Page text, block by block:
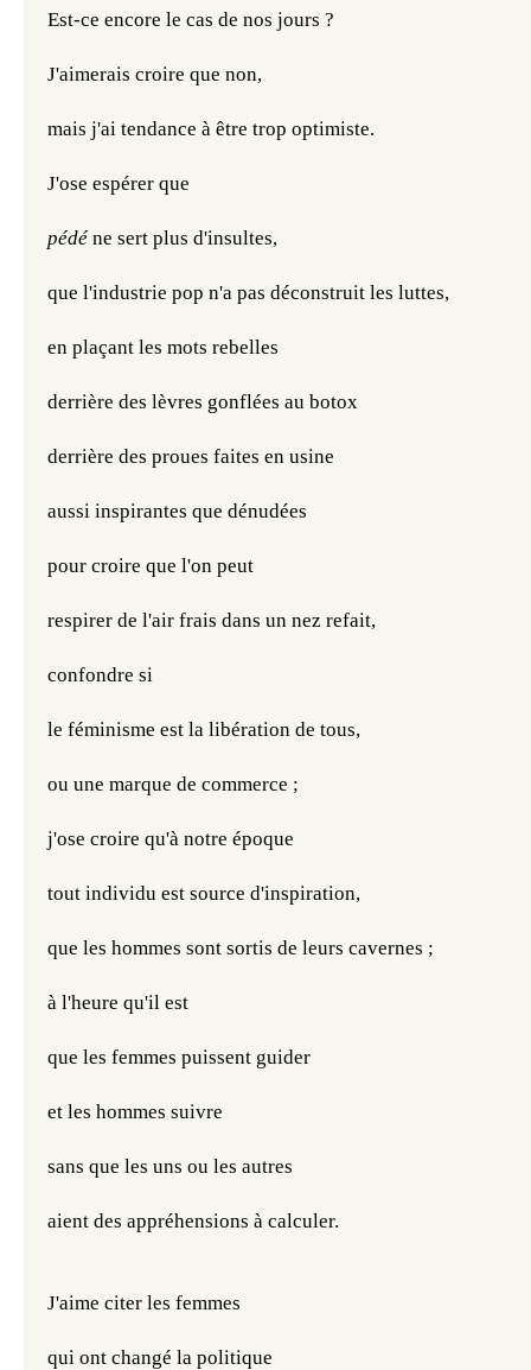
Est-ce encore le cas de nos jours ?
J'aimerais croire que non,
mais j'ai tendance à être trop optimiste.
J'ose espérer que
pédé ne sert plus d'insultes,
que l'industrie pop n'a pas déconstruit les luttes,
en plaçant les mots rebelles
derrière des lèvres gonflées au botox
derrière des proues faites en usine
aussi inspirantes que dénudées
pour croire que l'on peut
respirer de l'air frais dans un nez refait,
confondre si
le féminisme est la libération de tous,
ou une marque de commerce ;
j'ose croire qu'à notre époque
tout individu est source d'inspiration,
que les hommes sont sortis de leurs cavernes ;
à l'heure qu'il est
que les femmes puissent guider
et les hommes suivre
sans que les uns ou les autres
aient des appréhensions à calculer.
J'aime citer les femmes
qui ont changé la politique